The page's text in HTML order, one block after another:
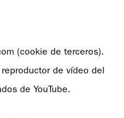
(cookie de terceros).
de vídeo del
de YouTube.